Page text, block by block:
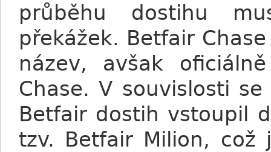
průběhu dostihu
překážek. Betfair
název, avšak
Chase. V souvislosti
Betfair dostih vstoupil
tzv. Betfair Milion,